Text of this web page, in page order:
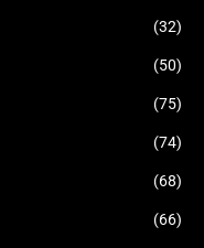
(32)
(50)
(75)
(74)
(68)
(66)